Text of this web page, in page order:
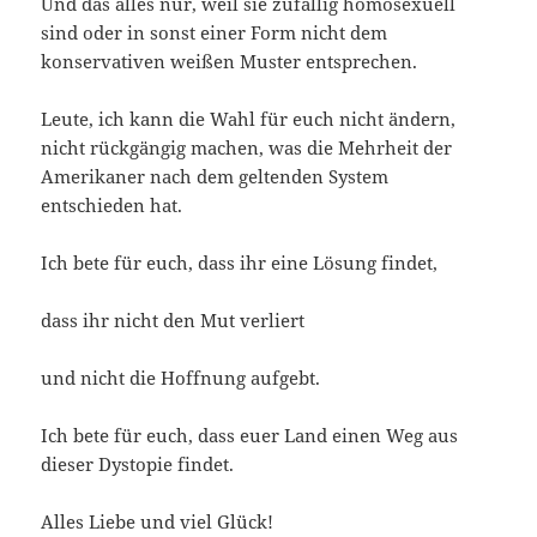
sind oder in sonst einer Form nicht dem
konservativen weißen Muster entsprechen.
Leute, ich kann die Wahl für euch nicht ändern,
nicht rückgängig machen, was die Mehrheit der
Amerikaner nach dem geltenden System
entschieden hat.
Ich bete für euch, dass ihr eine Lösung findet,
dass ihr nicht den Mut verliert
und nicht die Hoffnung aufgebt.
Ich bete für euch, dass euer Land einen Weg aus
dieser Dystopie findet.
Alles Liebe und viel Glück!